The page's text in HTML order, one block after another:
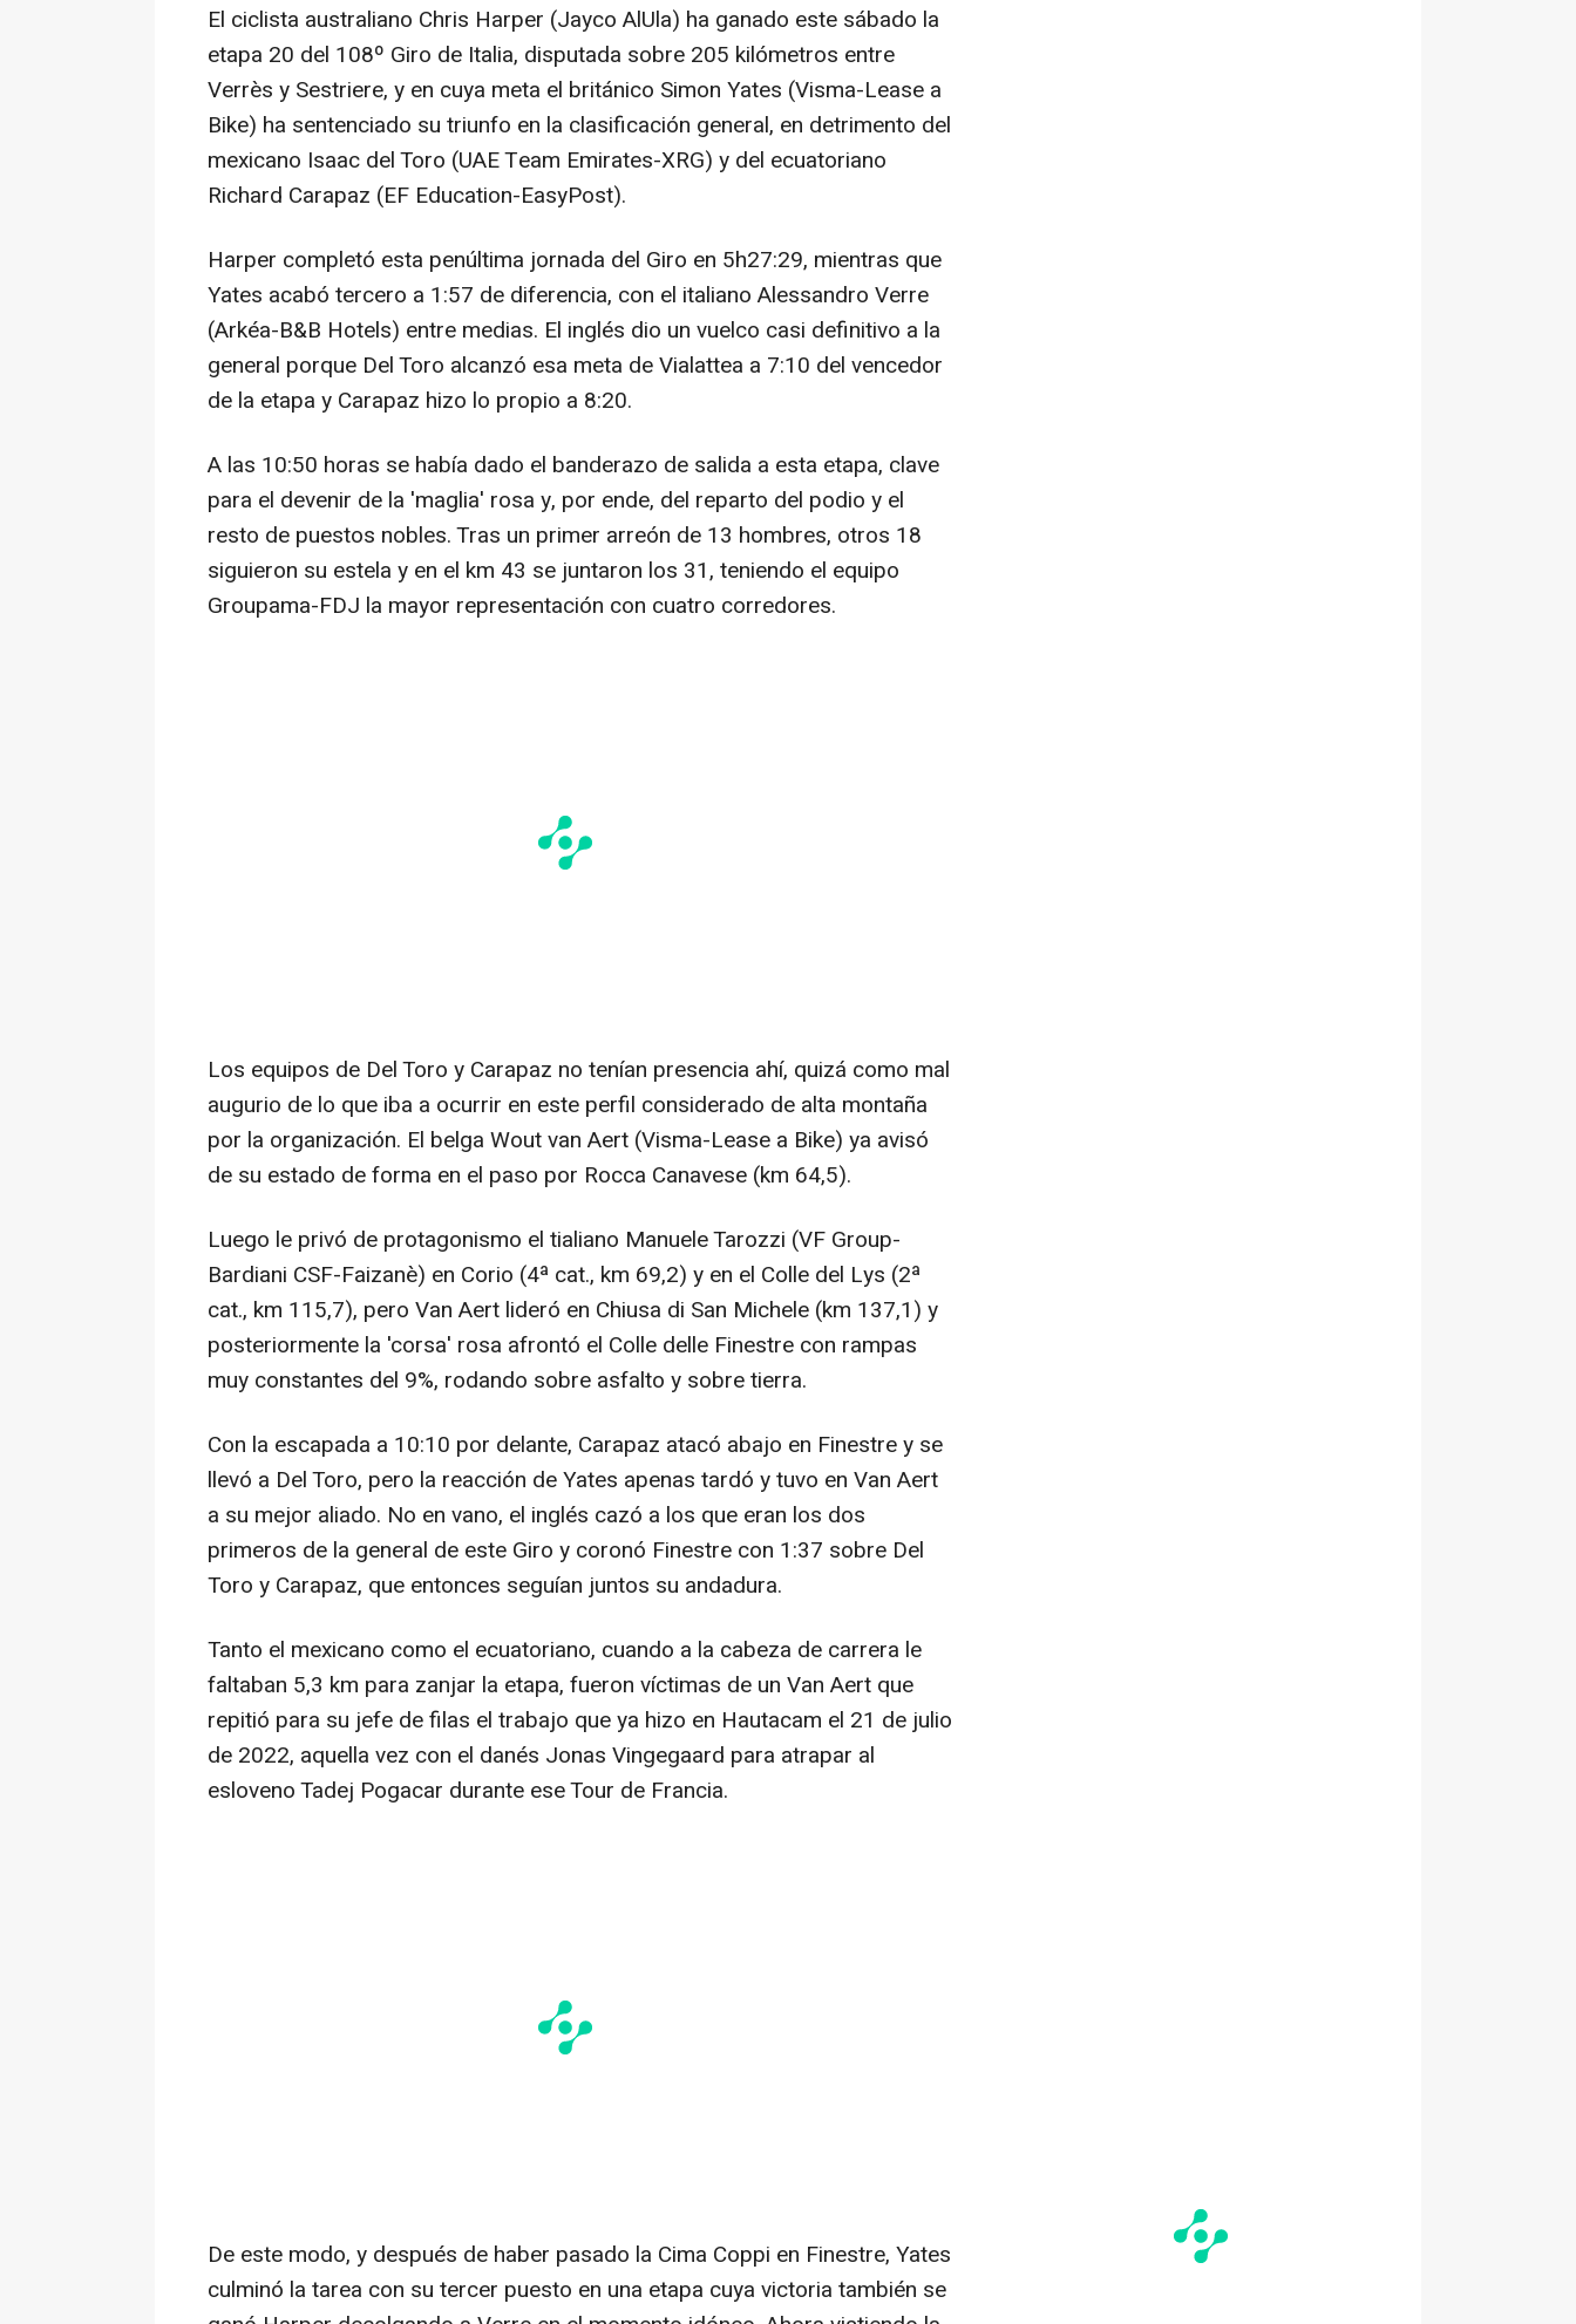
El ciclista australiano Chris Harper (Jayco AlUla) ha ganado este sábado la
etapa 20 del 108º Giro de Italia, disputada sobre 205 kilómetros entre
Verrès y Sestriere, y en cuya meta el británico Simon Yates (Visma-Lease a
Bike) ha sentenciado su triunfo en la clasificación general, en detrimento del
mexicano Isaac del Toro (UAE Team Emirates-XRG) y del ecuatoriano
Richard Carapaz (EF Education-EasyPost).
Harper completó esta penúltima jornada del Giro en 5h27:29, mientras que
Yates acabó tercero a 1:57 de diferencia, con el italiano Alessandro Verre
(Arkéa-B&B Hotels) entre medias. El inglés dio un vuelco casi definitivo a la
general porque Del Toro alcanzó esa meta de Vialattea a 7:10 del vencedor
de la etapa y Carapaz hizo lo propio a 8:20.
A las 10:50 horas se había dado el banderazo de salida a esta etapa, clave
para el devenir de la 'maglia' rosa y, por ende, del reparto del podio y el
resto de puestos nobles. Tras un primer arreón de 13 hombres, otros 18
siguieron su estela y en el km 43 se juntaron los 31, teniendo el equipo
Groupama-FDJ la mayor representación con cuatro corredores.
Los equipos de Del Toro y Carapaz no tenían presencia ahí, quizá como mal
augurio de lo que iba a ocurrir en este perfil considerado de alta montaña
por la organización. El belga Wout van Aert (Visma-Lease a Bike) ya avisó
de su estado de forma en el paso por Rocca Canavese (km 64,5).
Luego le privó de protagonismo el tialiano Manuele Tarozzi (VF Group-
Bardiani CSF-Faizanè) en Corio (4ª cat., km 69,2) y en el Colle del Lys (2ª
cat., km 115,7), pero Van Aert lideró en Chiusa di San Michele (km 137,1) y
posteriormente la 'corsa' rosa afrontó el Colle delle Finestre con rampas
muy constantes del 9%, rodando sobre asfalto y sobre tierra.
Con la escapada a 10:10 por delante, Carapaz atacó abajo en Finestre y se
llevó a Del Toro, pero la reacción de Yates apenas tardó y tuvo en Van Aert
a su mejor aliado. No en vano, el inglés cazó a los que eran los dos
primeros de la general de este Giro y coronó Finestre con 1:37 sobre Del
Toro y Carapaz, que entonces seguían juntos su andadura.
Tanto el mexicano como el ecuatoriano, cuando a la cabeza de carrera le
faltaban 5,3 km para zanjar la etapa, fueron víctimas de un Van Aert que
repitió para su jefe de filas el trabajo que ya hizo en Hautacam el 21 de julio
de 2022, aquella vez con el danés Jonas Vingegaard para atrapar al
esloveno Tadej Pogacar durante ese Tour de Francia.
De este modo, y después de haber pasado la Cima Coppi en Finestre, Yates
culminó la tarea con su tercer puesto en una etapa cuya victoria también se